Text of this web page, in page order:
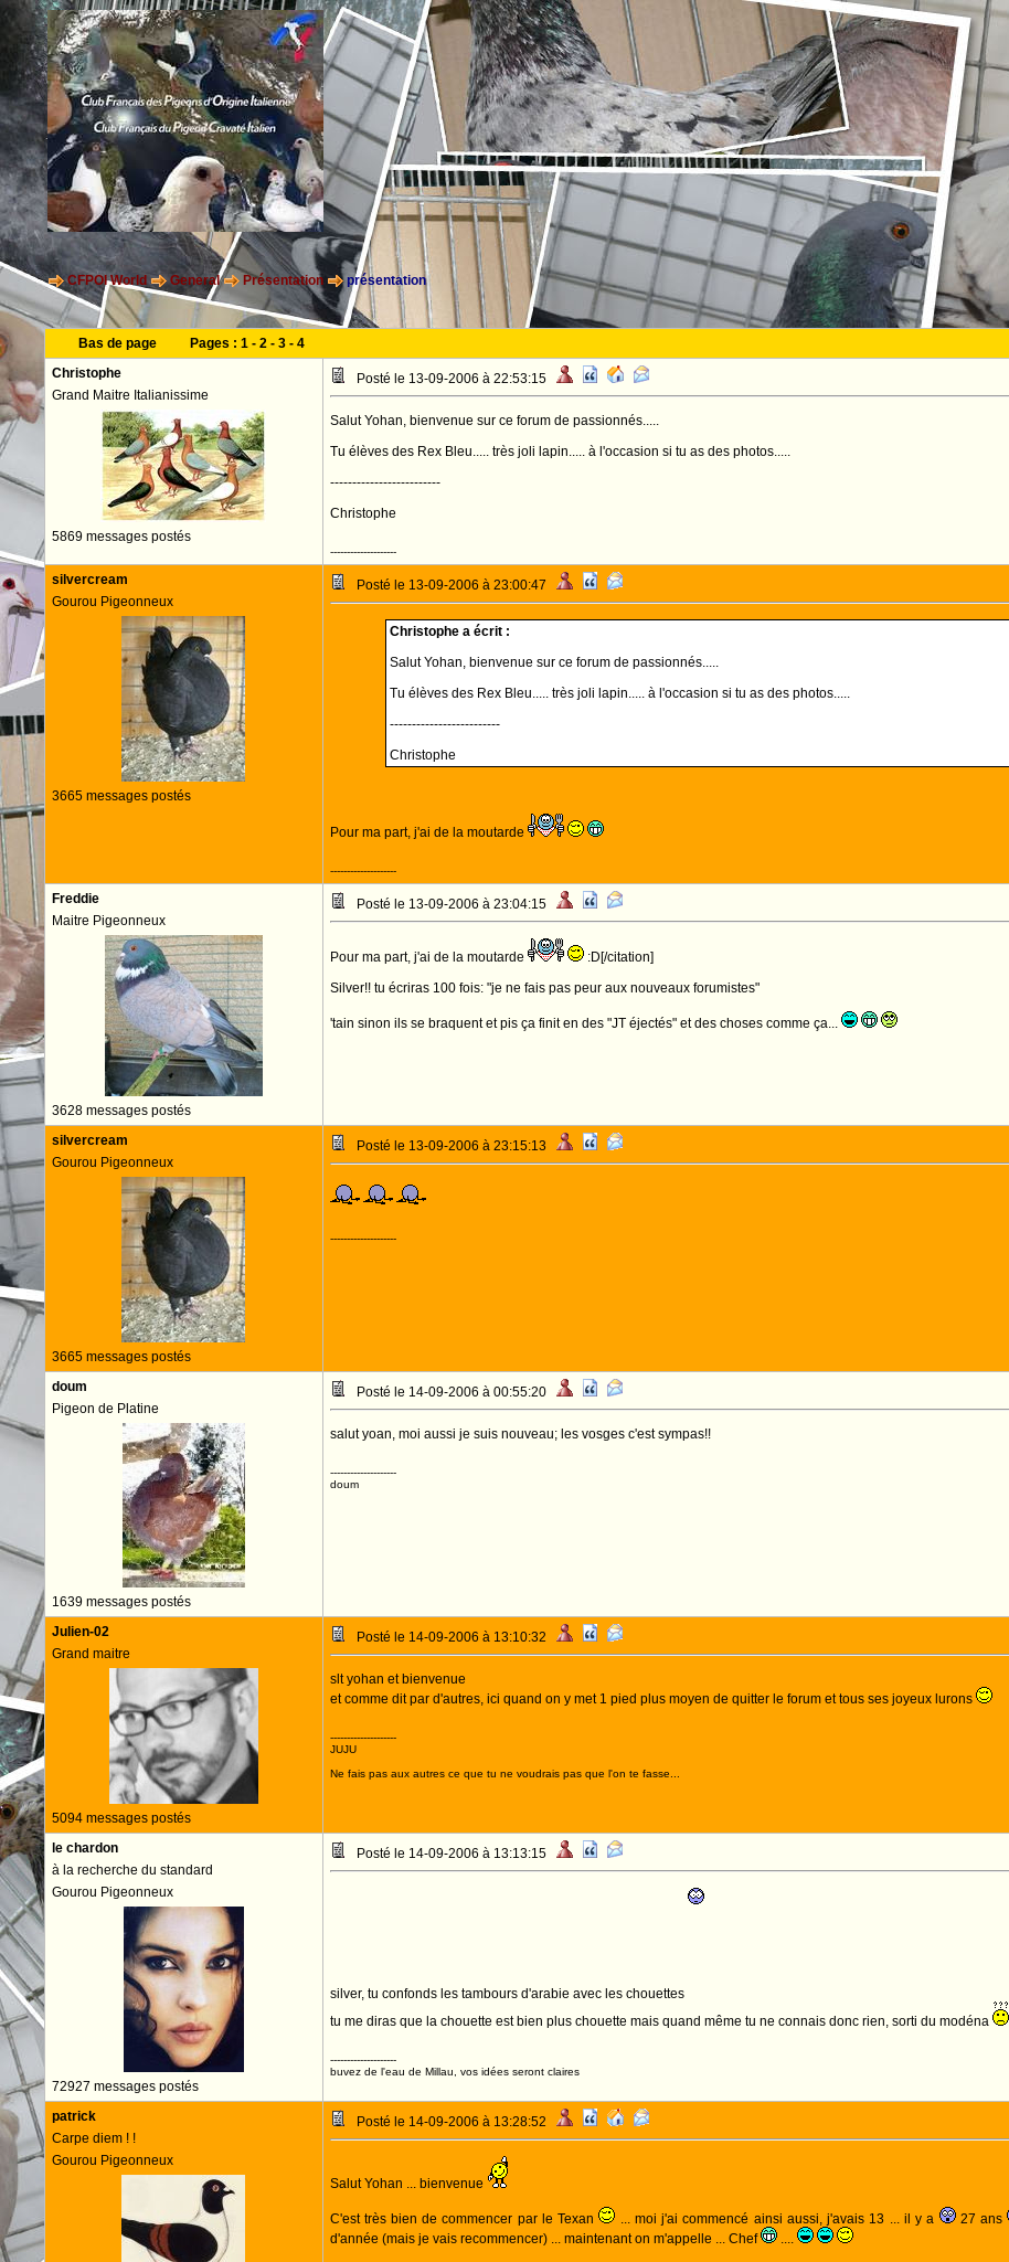
CFPOI World General Présentation présentation
Bas de page Pages : 1- 2- 3- 4
Christophe
Grand Maitre Italianissime
5869 messages postés
Posté le 13-09-2006 à 22:53:15
Salut Yohan, bienvenue sur ce forum de passionnés.....
Tu élèves des Rex Bleu..... très joli lapin..... à l'occasion si tu as des photos.....
-------------------------
Christophe
--------------------
silvercream
Gourou Pigeonneux
3665 messages postés
Posté le 13-09-2006 à 23:00:47
Christophe a écrit :
Salut Yohan, bienvenue sur ce forum de passionnés.....
Tu élèves des Rex Bleu..... très joli lapin..... à l'occasion si tu as des photos.....
-------------------------
Christophe
Pour ma part, j'ai de la moutarde
--------------------
Freddie
Maitre Pigeonneux
3628 messages postés
Posté le 13-09-2006 à 23:04:15
Pour ma part, j'ai de la moutarde
:D[/citation]
Silver!! tu écriras 100 fois: "je ne fais pas peur aux nouveaux forumistes"
'tain sinon ils se braquent et pis ça finit en des "JT éjectés" et des choses comme ça...
silvercream
Gourou Pigeonneux
3665 messages postés
Posté le 13-09-2006 à 23:15:13
--------------------
doum
Pigeon de Platine
1639 messages postés
Posté le 14-09-2006 à 00:55:20
salut yoan, moi aussi je suis nouveau; les vosges c'est sympas!!
--------------------
doum
Julien-02
Grand maitre
5094 messages postés
Posté le 14-09-2006 à 13:10:32
slt yohan et bienvenue
et comme dit par d'autres, ici quand on y met 1 pied plus moyen de quitter le forum et tous ses joyeux lurons
--------------------
JUJU
Ne fais pas aux autres ce que tu ne voudrais pas que l'on te fasse...
le chardon
à la recherche du standard
Gourou Pigeonneux
72927 messages postés
Posté le 14-09-2006 à 13:13:15
silver, tu confonds les tambours d'arabie avec les chouettes
tu me diras que la chouette est bien plus chouette mais quand même tu ne connais donc rien, sorti du modéna
--------------------
buvez de l'eau de Millau, vos idées seront claires
patrick
Carpe diem ! !
Gourou Pigeonneux
Posté le 14-09-2006 à 13:28:52
Salut Yohan ... bienvenue
C'est très bien de commencer par le Texan ... moi j'ai commencé ainsi aussi, j'avais 13 ... il y a 27 ans
d'année (mais je vais recommencer) ... maintenant on m'appelle ... Chef
....